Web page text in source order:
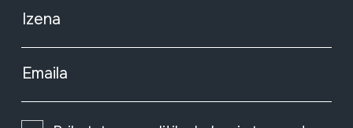
Izena
Emaila